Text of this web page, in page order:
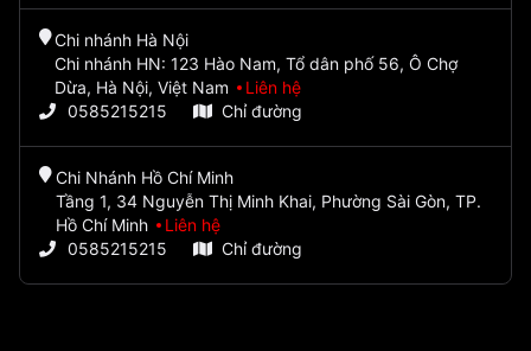
Chi nhánh Hà Nội
Chi nhánh HN: 123 Hào Nam, Tổ dân phố 56, Ô Chợ
Dừa, Hà Nội, Việt Nam
Liên hệ
0585215215
Chỉ đường
Chi Nhánh Hồ Chí Minh
Tầng 1, 34 Nguyễn Thị Minh Khai, Phường Sài Gòn, TP.
Hồ Chí Minh
Liên hệ
0585215215
Chỉ đường